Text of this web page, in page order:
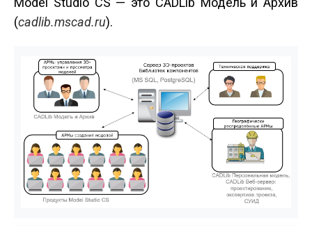
(cadlib.mscad.ru).